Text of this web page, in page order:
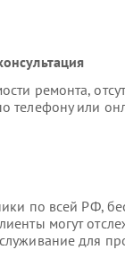
ремонта,
телефону или
по всей РФ,
могут
для